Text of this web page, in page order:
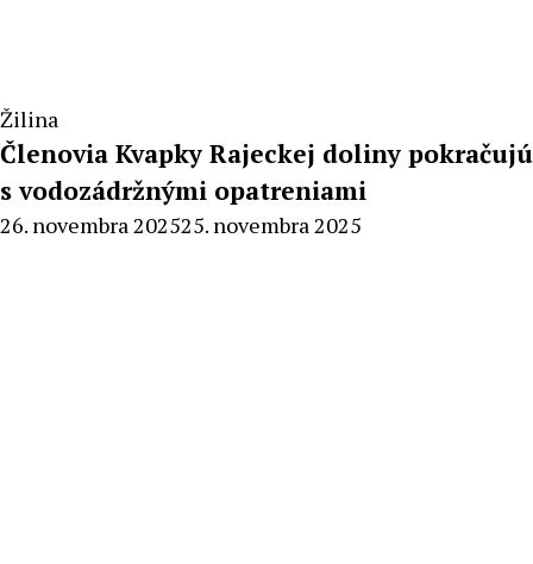
Žilina
Členovia Kvapky Rajeckej doliny pokračujú
s vodozádržnými opatreniami
By
26. novembra 202525. novembra 2025